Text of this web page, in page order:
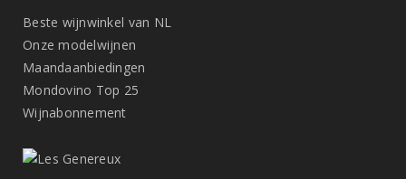
Beste wijnwinkel van NL
Onze modelwijnen
Maandaanbiedingen
Mondovino Top 25
Wijnabonnement